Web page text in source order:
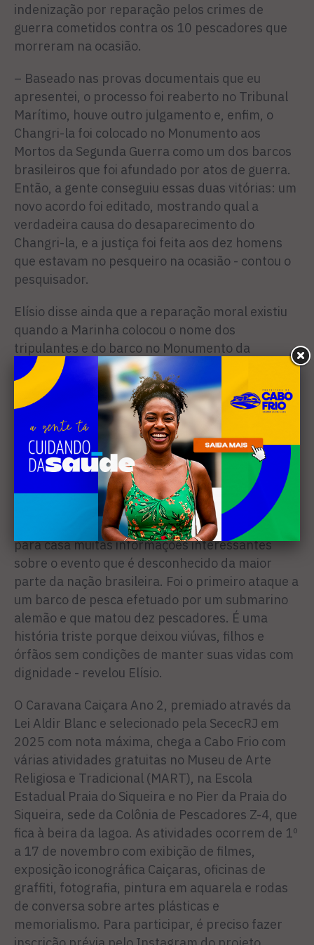
indenização por reparação pelos crimes de
guerra cometidos contra os 10 pescadores que
morreram na ocasião.
– Baseado nas provas documentais que eu
apresentei, o processo foi reaberto no Tribunal
Marítimo, houve outro julgamento e, enfim, o
Changri-la foi colocado no Monumento aos
Mortos da Segunda Guerra como um dos barcos
brasileiros que foi afundado por atos de guerra.
Então, a gente conseguiu essas duas vitórias: um
novo acordo foi editado, mostrando qual a
verdadeira causa do desaparecimento do
Changri-la, e a justiça foi feita aos dez homens
que estavam no pesqueiro na ocasião - contou o
pesquisador.
Elísio disse ainda que a reparação moral existiu
quando a Marinha colocou o nome dos
tripulantes e do barco no Monumento da
Segunda Guerra. Já a questão material, ele
contou que alguns membros, no início,
receberam a pensão de ex-combatente, mas não
conseguiram mantê-la. Depois, partiram para
um processo contra o governo federal que não
foi vitorioso. Em relação à Alemanha, o
historiador lembrou que o pedido de indenização
ainda está em andamento.
– Eu acredito que quem assistir ao filme vai levar
para casa muitas informações interessantes
sobre o evento que é desconhecido da maior
parte da nação brasileira. Foi o primeiro ataque a
um barco de pesca efetuado por um submarino
alemão e que matou dez pescadores. É uma
história triste porque deixou viúvas, filhos e
órfãos sem condições de manter suas vidas com
dignidade - revelou Elísio.
O Caravana Caiçara Ano 2, premiado através da
Lei Aldir Blanc e selecionado pela SececRJ em
2025 com nota máxima, chega a Cabo Frio com
várias atividades gratuitas no Museu de Arte
Religiosa e Tradicional (MART), na Escola
Estadual Praia do Siqueira e no Pier da Praia do
Siqueira, sede da Colônia de Pescadores Z-4, que
fica à beira da lagoa. As atividades ocorrem de 1º
a 17 de novembro com exibição de filmes,
exposição iconográfica Caiçaras, oficinas de
graffiti, fotografia, pintura em aquarela e rodas
de conversa sobre artes plásticas e
memorialismo. Para participar, é preciso fazer